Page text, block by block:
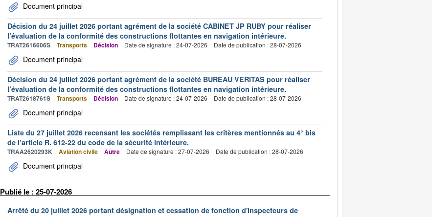
Document principal
Décision du 24 juillet 2026 portant agrément de la société CABINET JP RUBY pour réaliser
l’évaluation de la conformité des constructions flottantes en navigation intérieure.
TRAT2616606S Transports Décision Date de signature : 24-07-2026 Date de publication : 28-07-2026
Document principal
Décision du 24 juillet 2026 portant agrément de la société BUREAU VERITAS pour réaliser
l’évaluation de la conformité des constructions flottantes en navigation intérieure.
TRAT2618761S Transports Décision Date de signature : 24-07-2026 Date de publication : 28-07-2026
Document principal
Liste du 27 juillet 2026 recensant les sociétés remplissant les critères mentionnés au 4° bis
de l’article R. 612-22 du code de la sécurité intérieure.
TRAA2620293K Aviation civile Autre Date de signature : 27-07-2026 Date de publication : 28-07-2026
Document principal
Publié le : 25-07-2026
Arrêté du 20 juillet 2026 portant désignation et cessation de fonction d'inspecteurs de